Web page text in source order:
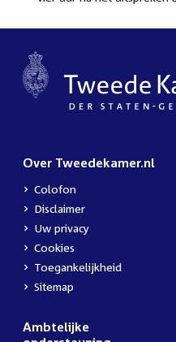
Over Tweedekamer.nl
Colofon
Disclaimer
Uw privacy
Cookies
Toegankelijkheid
Sitemap
Ambtelijke